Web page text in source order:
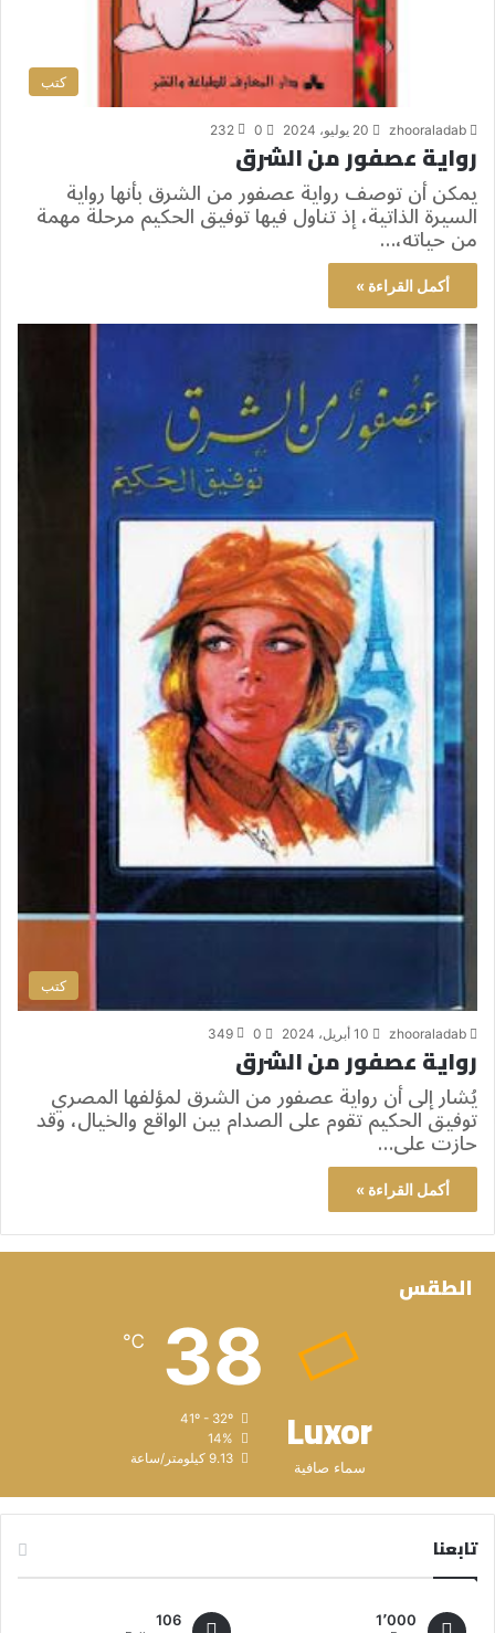
كتب
zhooraladab 20 يوليو، 2024 0
232
رواية عصفور من الشرق
يمكن أن توصف رواية عصفور من الشرق بأنها رواية
السيرة الذاتية، إذ تناول فيها توفيق الحكيم مرحلة مهمة
من حياته،…
أكمل القراءة »
كتب
zhooraladab 10 أبريل، 2024 0
349
رواية عصفور من الشرق
يُشار إلى أن رواية عصفور من الشرق لمؤلفها المصري
توفيق الحكيم تقوم على الصدام بين الواقع والخيال، وقد
حازت على…
أكمل القراءة »
الطقس
Luxor
سماء صافية
38
℃
14%
9.13 كيلومتر/ساعة
تابعنا
1٬000 106